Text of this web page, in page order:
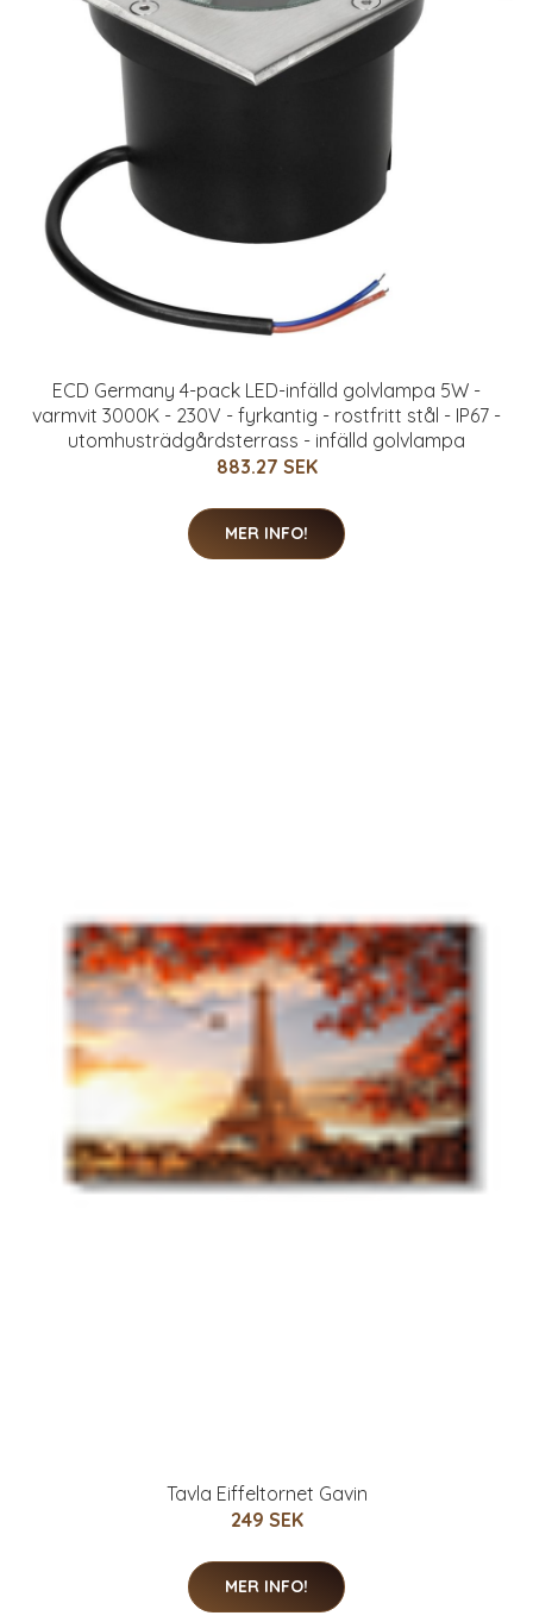
ECD Germany 4-pack LED-infälld golvlampa 5W -
varmvit 3000K - 230V - fyrkantig - rostfritt stål - IP67 -
utomhusträdgårdsterrass - infälld golvlampa
883.27 SEK
MER INFO!
Tavla Eiffeltornet Gavin
249 SEK
MER INFO!